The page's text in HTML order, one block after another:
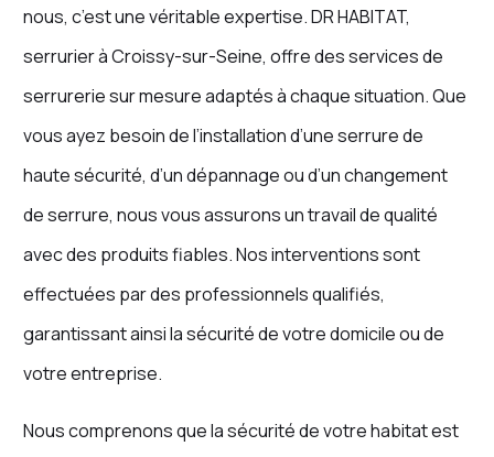
nous, c’est une véritable expertise. DR HABITAT,
serrurier à Croissy-sur-Seine, offre des services de
serrurerie sur mesure adaptés à chaque situation. Que
vous ayez besoin de l’installation d’une serrure de
haute sécurité, d’un dépannage ou d’un changement
de serrure, nous vous assurons un travail de qualité
avec des produits fiables. Nos interventions sont
effectuées par des professionnels qualifiés,
garantissant ainsi la sécurité de votre domicile ou de
votre entreprise.
Nous comprenons que la sécurité de votre habitat est